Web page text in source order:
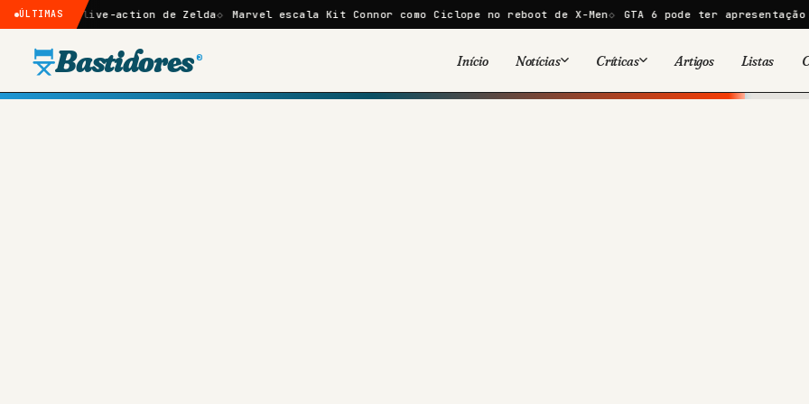
ÚLTIMAS
action de Zelda Marvel escala Kit Connor como Ciclope no reboot de X-Men GTA 6 pode ter apresentação de 30
Bastidores ® Início Notícias
Viral
Críticas
Cinema
Artigos Listas